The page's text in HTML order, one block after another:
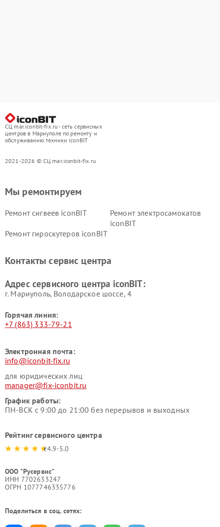
СЦ mar.iconbit-fix.ru - сеть сервисных
центров в Мариуполе по ремонту и
обслуживанию техники iconBIT
2021-2026 © СЦ mar.iconbit-fix.ru
Мы ремонтируем
Ремонт сигвеев iconBIT
Ремонт электросамокатов
iconBIT
Ремонт гироскутеров iconBIT
Контакты сервис центра
Адрес сервисного центра iconBIT:
г. Мариуполь, Володарское шоссе, 4
Горячая линия:
+7 (863) 333-79-21
Электронная почта:
info@iconbit-fix.ru
для юридических лиц
manager@fix-iconbit.ru
График работы:
ПН-ВСК с 9:00 до 21:00 без перерывов и выходных
Рейтинг сервисного центра
4.9-5.0
ООО "Русервис"
ИНН 7702633247
ОГРН 1077746335776
Поделиться в соц. сетях: